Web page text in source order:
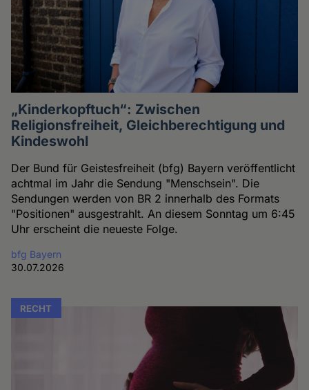
„Kinderkopftuch“: Zwischen
Religionsfreiheit, Gleichberechtigung und
Kindeswohl
Der Bund für Geistesfreiheit (bfg) Bayern veröffentlicht
achtmal im Jahr die Sendung "Menschsein". Die
Sendungen werden von BR 2 innerhalb des Formats
"Positionen" ausgestrahlt. An diesem Sonntag um 6:45
Uhr erscheint die neueste Folge.
bfg Bayern
30.07.2026
RECHT